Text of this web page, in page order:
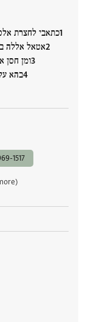
כתאבי לחצרת
אטאל אללה
ומן חסן
בהא
1517